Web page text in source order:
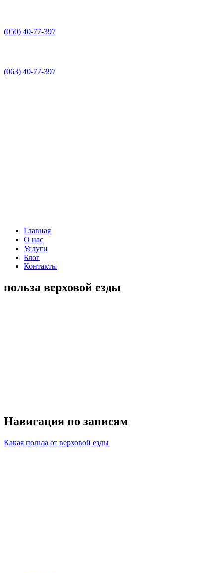
(050) 40-77-397
(063) 40-77-397
Главная
О нас
Услуги
Блог
Контакты
польза верховой езды
Навигация по записям
Какая польза от верховой езды